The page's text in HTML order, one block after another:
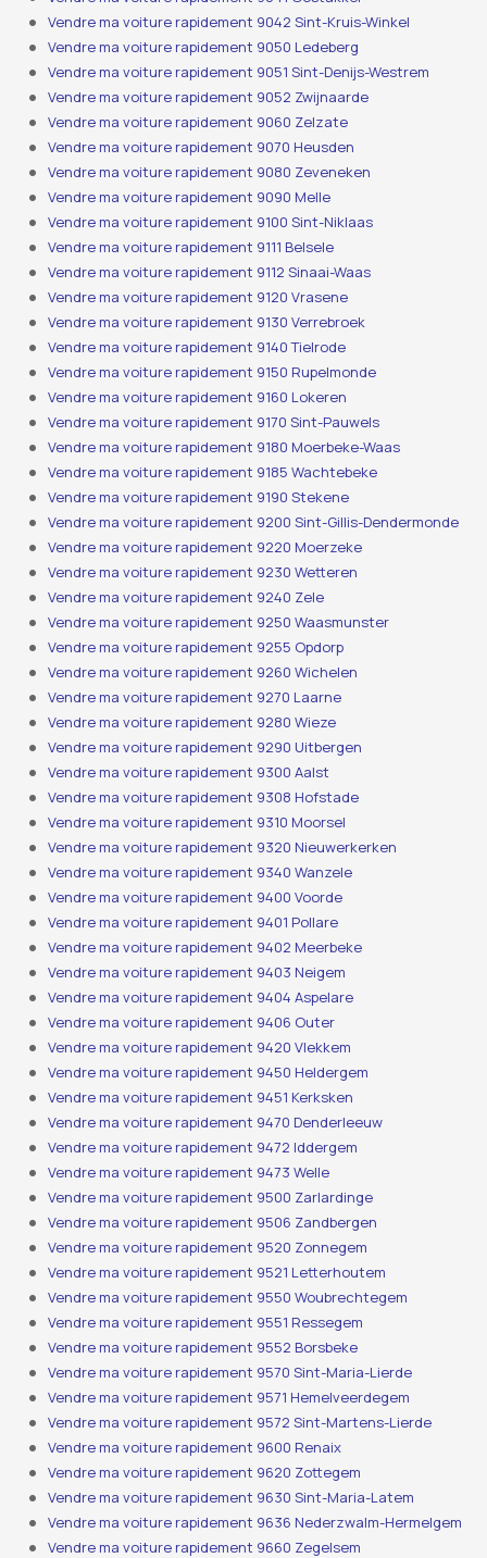
Vendre ma voiture rapidement 9042 Sint-Kruis-Winkel
Vendre ma voiture rapidement 9050 Ledeberg
Vendre ma voiture rapidement 9051 Sint-Denijs-Westrem
Vendre ma voiture rapidement 9052 Zwijnaarde
Vendre ma voiture rapidement 9060 Zelzate
Vendre ma voiture rapidement 9070 Heusden
Vendre ma voiture rapidement 9080 Zeveneken
Vendre ma voiture rapidement 9090 Melle
Vendre ma voiture rapidement 9100 Sint-Niklaas
Vendre ma voiture rapidement 9111 Belsele
Vendre ma voiture rapidement 9112 Sinaai-Waas
Vendre ma voiture rapidement 9120 Vrasene
Vendre ma voiture rapidement 9130 Verrebroek
Vendre ma voiture rapidement 9140 Tielrode
Vendre ma voiture rapidement 9150 Rupelmonde
Vendre ma voiture rapidement 9160 Lokeren
Vendre ma voiture rapidement 9170 Sint-Pauwels
Vendre ma voiture rapidement 9180 Moerbeke-Waas
Vendre ma voiture rapidement 9185 Wachtebeke
Vendre ma voiture rapidement 9190 Stekene
Vendre ma voiture rapidement 9200 Sint-Gillis-Dendermonde
Vendre ma voiture rapidement 9220 Moerzeke
Vendre ma voiture rapidement 9230 Wetteren
Vendre ma voiture rapidement 9240 Zele
Vendre ma voiture rapidement 9250 Waasmunster
Vendre ma voiture rapidement 9255 Opdorp
Vendre ma voiture rapidement 9260 Wichelen
Vendre ma voiture rapidement 9270 Laarne
Vendre ma voiture rapidement 9280 Wieze
Vendre ma voiture rapidement 9290 Uitbergen
Vendre ma voiture rapidement 9300 Aalst
Vendre ma voiture rapidement 9308 Hofstade
Vendre ma voiture rapidement 9310 Moorsel
Vendre ma voiture rapidement 9320 Nieuwerkerken
Vendre ma voiture rapidement 9340 Wanzele
Vendre ma voiture rapidement 9400 Voorde
Vendre ma voiture rapidement 9401 Pollare
Vendre ma voiture rapidement 9402 Meerbeke
Vendre ma voiture rapidement 9403 Neigem
Vendre ma voiture rapidement 9404 Aspelare
Vendre ma voiture rapidement 9406 Outer
Vendre ma voiture rapidement 9420 Vlekkem
Vendre ma voiture rapidement 9450 Heldergem
Vendre ma voiture rapidement 9451 Kerksken
Vendre ma voiture rapidement 9470 Denderleeuw
Vendre ma voiture rapidement 9472 Iddergem
Vendre ma voiture rapidement 9473 Welle
Vendre ma voiture rapidement 9500 Zarlardinge
Vendre ma voiture rapidement 9506 Zandbergen
Vendre ma voiture rapidement 9520 Zonnegem
Vendre ma voiture rapidement 9521 Letterhoutem
Vendre ma voiture rapidement 9550 Woubrechtegem
Vendre ma voiture rapidement 9551 Ressegem
Vendre ma voiture rapidement 9552 Borsbeke
Vendre ma voiture rapidement 9570 Sint-Maria-Lierde
Vendre ma voiture rapidement 9571 Hemelveerdegem
Vendre ma voiture rapidement 9572 Sint-Martens-Lierde
Vendre ma voiture rapidement 9600 Renaix
Vendre ma voiture rapidement 9620 Zottegem
Vendre ma voiture rapidement 9630 Sint-Maria-Latem
Vendre ma voiture rapidement 9636 Nederzwalm-Hermelgem
Vendre ma voiture rapidement 9660 Zegelsem